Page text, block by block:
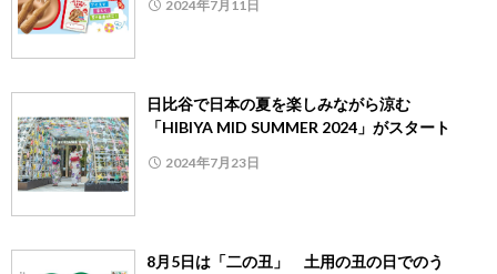
2024年7月11日
日比谷で日本の夏を楽しみながら涼む
「HIBIYA MID SUMMER 2024」がスタート
2024年7月23日
8月5日は「二の丑」 土用の丑の日でのう